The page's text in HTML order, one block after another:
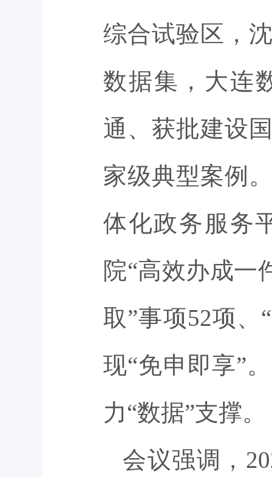
综合试验区，
数据集，大连
通、获批建设
家级典型案例
体化政务服务
院“高效办成一
取”事项52项、
现“免申即享”
力“数据”支撑。
会议强调，